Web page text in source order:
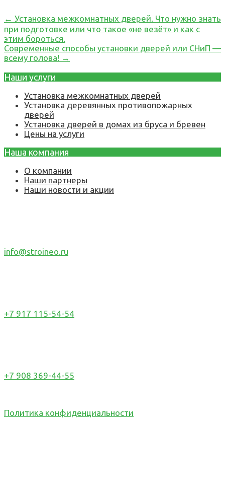
← Установка межкомнатных дверей. Что нужно знать
при подготовке или что такое «не везёт» и как с
этим бороться.
Современные способы установки дверей или СНиП —
всему голова! →
Наши услуги
Установка межкомнатных дверей
Установка деревянных противопожарных
дверей
Установка дверей в домах из бруса и бревен
Цены на услуги
Наша компания
О компании
Наши партнеры
Наши новости и акции
info@stroineo.ru
+7 917 115-54-54
+7 908 369-44-55
Политика конфиденциальности